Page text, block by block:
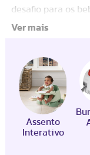
desafio para os bebês. Essas
especialmente
alimentar.
Assento
Interativo